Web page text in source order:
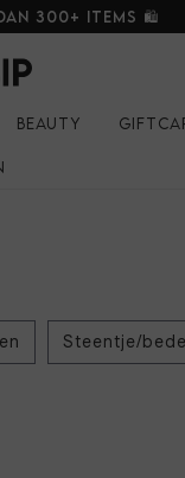
300+ items 🛍️
Beauty
Steentje/